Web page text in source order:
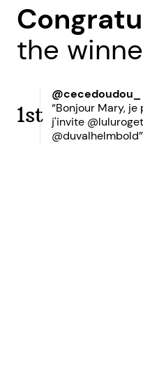
the
1st
@cecedoudou_
“Bonjour Mary,
j'invite
@duvalhelmbold”